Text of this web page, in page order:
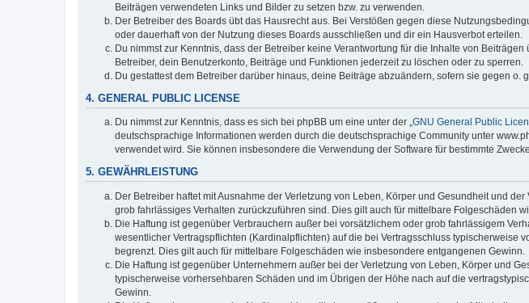
Beiträgen verwendeten Links und Bilder zu setzen bzw. zu verwenden.
Der Betreiber des Boards übt das Hausrecht aus. Bei Verstößen gegen diese
oder dauerhaft von der Nutzung dieses Boards ausschließen und dir ein Hausverbot erteilen.
Du nimmst zur Kenntnis, dass der Betreiber keine Verantwortung für die Inhalte von
Betreiber, dein Benutzerkonto, Beiträge und Funktionen jederzeit zu löschen oder zu sperren.
Du gestattest dem Betreiber darüber hinaus, deine Beiträge abzuändern, sofern sie gegen
4. GENERAL PUBLIC LICENSE
Du nimmst zur Kenntnis, dass es sich bei phpBB um eine unter der „GNU General Public
deutschsprachige Informationen werden durch die deutschsprachige Community unter
verwendet wird. Sie können insbesondere die Verwendung der Software für bestimmte
5. GEWÄHRLEISTUNG
Der Betreiber haftet mit Ausnahme der Verletzung von Leben, Körper und Gesundheit und
grob fahrlässiges Verhalten zurückzuführen sind. Dies gilt auch für mittelbare Folgeschäden
Die Haftung ist gegenüber Verbrauchern außer bei vorsätzlichem oder grob fahrlässigem
wesentlicher Vertragspflichten (Kardinalpflichten) auf die bei Vertragsschluss
begrenzt. Dies gilt auch für mittelbare Folgeschäden wie insbesondere entgangenen Gewinn.
Die Haftung ist gegenüber Unternehmern außer bei der Verletzung von Leben, Körper und
typischerweise vorhersehbaren Schäden und im Übrigen der Höhe nach auf die
Gewinn.